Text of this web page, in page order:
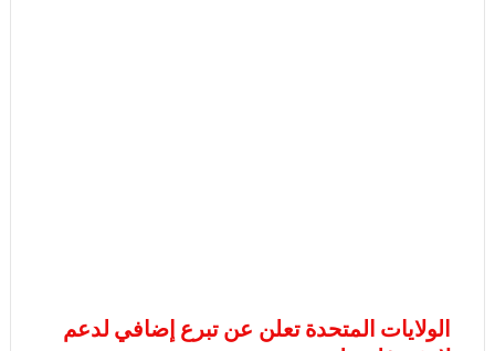
الولايات المتحدة تعلن عن تبرع إضافي لدعم